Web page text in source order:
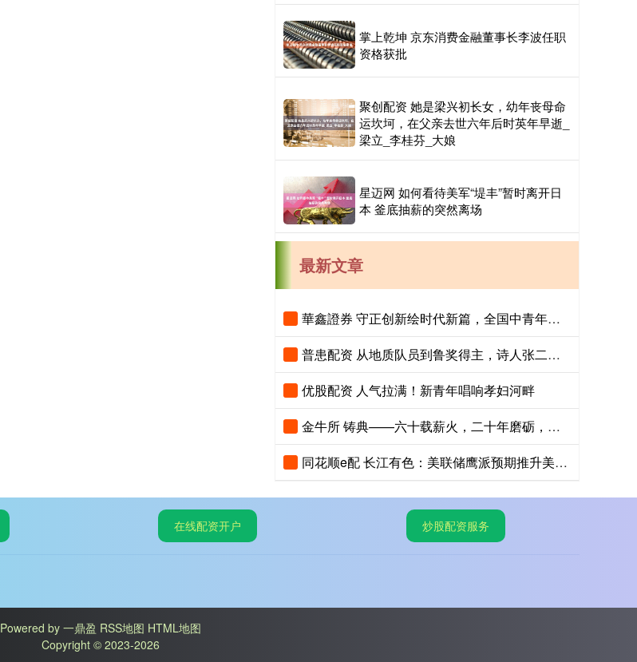
掌上乾坤 京东消费金融董事长李波任职
资格获批
聚创配资 她是梁兴初长女，幼年丧母命
运坎坷，在父亲去世六年后时英年早逝_
梁立_李桂芬_大娘
星迈网 如何看待美军“堤丰”暂时离开日
本 釜底抽薪的突然离场
最新文章
華鑫證券 守正创新绘时代新篇，全国中青年创新艺术展登陆中国美术馆
普患配资 从地质队员到鲁奖得主，诗人张二棍分享写作与人生：“因为苍天在上，我愿埋首人间”
优股配资 人气拉满！新青年唱响孝妇河畔
金牛所 铸典——六十载薪火，二十年磨砺，《现代汉语大词典》出版
同花顺e配 长江有色：美联储鹰派预期推升美指位居13个月高位 25日镍价或小跌
在线配资开户 炒股配资服务
Powered by 一鼎盈 RSS地图 HTML地图
Copyright © 2023-2026